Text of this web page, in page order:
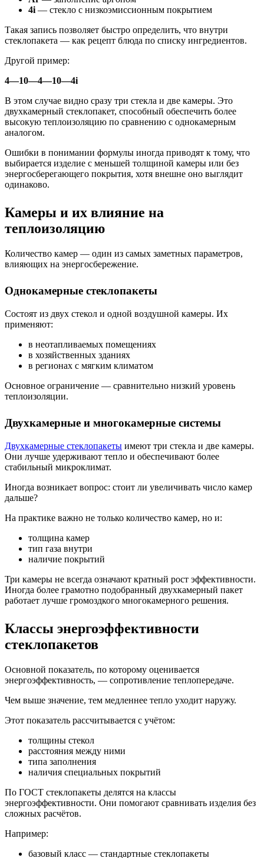
4i — стекло с низкоэмиссионным покрытием
Такая запись позволяет быстро определить, что внутри
стеклопакета — как рецепт блюда по списку ингредиентов.
Другой пример:
4—10—4—10—4i
В этом случае видно сразу три стекла и две камеры. Это
двухкамерный стеклопакет, способный обеспечить более
высокую теплоизоляцию по сравнению с однокамерным
аналогом.
Ошибки в понимании формулы иногда приводят к тому, что
выбирается изделие с меньшей толщиной камеры или без
энергосберегающего покрытия, хотя внешне оно выглядит
одинаково.
Камеры и их влияние на
теплоизоляцию
Количество камер — один из самых заметных параметров,
влияющих на энергосбережение.
Однокамерные стеклопакеты
Состоят из двух стекол и одной воздушной камеры. Их
применяют:
в неотапливаемых помещениях
в хозяйственных зданиях
в регионах с мягким климатом
Основное ограничение — сравнительно низкий уровень
теплоизоляции.
Двухкамерные и многокамерные системы
Двухкамерные стеклопакеты имеют три стекла и две камеры.
Они лучше удерживают тепло и обеспечивают более
стабильный микроклимат.
Иногда возникает вопрос: стоит ли увеличивать число камер
дальше?
На практике важно не только количество камер, но и:
толщина камер
тип газа внутри
наличие покрытий
Три камеры не всегда означают кратный рост эффективности.
Иногда более грамотно подобранный двухкамерный пакет
работает лучше громоздкого многокамерного решения.
Классы энергоэффективности
стеклопакетов
Основной показатель, по которому оценивается
энергоэффективность, — сопротивление теплопередаче.
Чем выше значение, тем медленнее тепло уходит наружу.
Этот показатель рассчитывается с учётом:
толщины стекол
расстояния между ними
типа заполнения
наличия специальных покрытий
По ГОСТ стеклопакеты делятся на классы
энергоэффективности. Они помогают сравнивать изделия без
сложных расчётов.
Например:
базовый класс — стандартные стеклопакеты